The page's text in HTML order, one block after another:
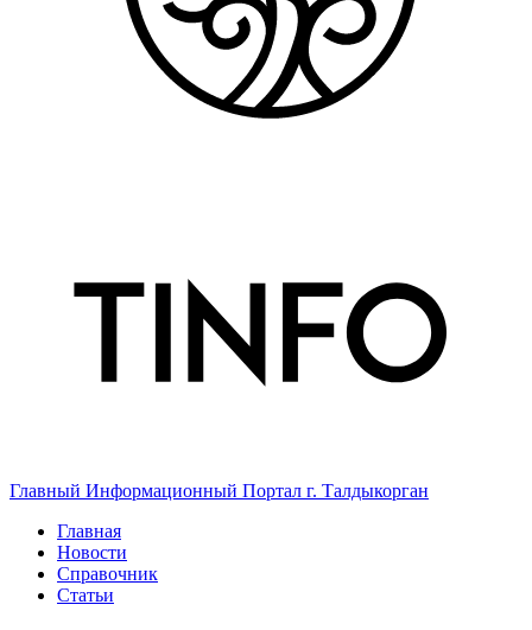
Главный Информационный Портал г. Талдыкорган
Главная
Новости
Справочник
Статьи